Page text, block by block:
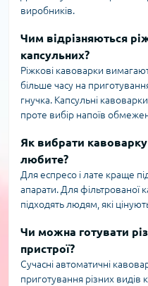
виробників.
Чим відрізняються
капсульних?
Ріжкові кавоварки
більше часу на
гнучка. Капсульні
проте вибір напоїв
Як вибрати
любите?
Для еспресо і лате краще
апарати. Для фільтрованої
підходять людям, які
Чи можна готувати
пристрої?
Сучасні автоматичні
приготування різних видів